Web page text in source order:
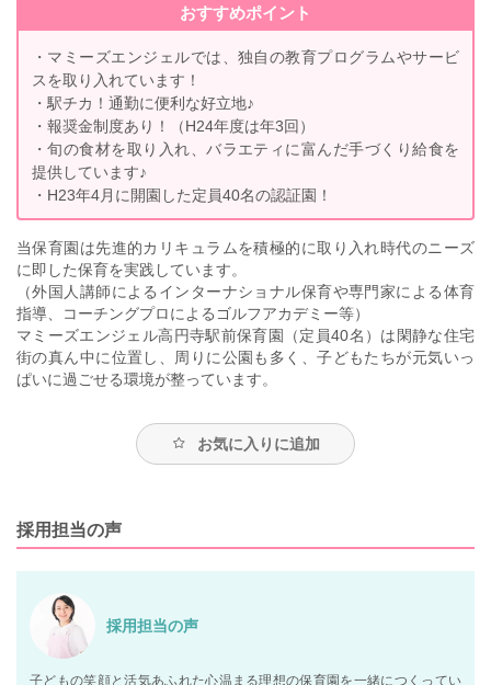
おすすめポイント
・マミーズエンジェルでは、独自の教育プログラムやサービ
スを取り入れています！
・駅チカ！通勤に便利な好立地♪
・報奨金制度あり！（H24年度は年3回）
・旬の食材を取り入れ、バラエティに富んだ手づくり給食を
提供しています♪
・H23年4月に開園した定員40名の認証園！
当保育園は先進的カリキュラムを積極的に取り入れ時代のニーズ
に即した保育を実践しています。
（外国人講師によるインターナショナル保育や専門家による体育
指導、コーチングプロによるゴルフアカデミー等）
マミーズエンジェル高円寺駅前保育園（定員40名）は閑静な住宅
街の真ん中に位置し、周りに公園も多く、子どもたちが元気いっ
ぱいに過ごせる環境が整っています。
お気に入りに追加
採用担当の声
採用担当の声
子どもの笑顔と活気あふれた心温まる理想の保育園を一緒につくってい